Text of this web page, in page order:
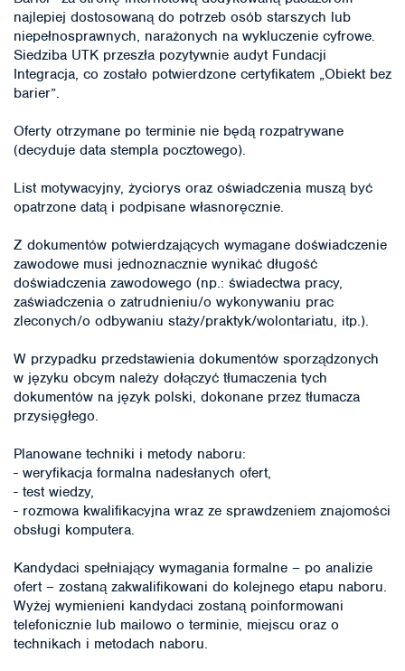
najlepiej dostosowaną do potrzeb osób starszych lub
niepełnosprawnych, narażonych na wykluczenie cyfrowe.
Siedziba UTK przeszła pozytywnie audyt Fundacji
Integracja, co zostało potwierdzone certyfikatem „Obiekt bez
barier”.
Oferty otrzymane po terminie nie będą rozpatrywane
(decyduje data stempla pocztowego).
List motywacyjny, życiorys oraz oświadczenia muszą być
opatrzone datą i podpisane własnoręcznie.
Z dokumentów potwierdzających wymagane doświadczenie
zawodowe musi jednoznacznie wynikać długość
doświadczenia zawodowego (np.: świadectwa pracy,
zaświadczenia o zatrudnieniu/o wykonywaniu prac
zleconych/o odbywaniu staży/praktyk/wolontariatu, itp.).
W przypadku przedstawienia dokumentów sporządzonych
w języku obcym należy dołączyć tłumaczenia tych
dokumentów na język polski, dokonane przez tłumacza
przysięgłego.
Planowane techniki i metody naboru:
- weryfikacja formalna nadesłanych ofert,
- test wiedzy,
- rozmowa kwalifikacyjna wraz ze sprawdzeniem znajomości
obsługi komputera.
Kandydaci spełniający wymagania formalne – po analizie
ofert – zostaną zakwalifikowani do kolejnego etapu naboru.
Wyżej wymienieni kandydaci zostaną poinformowani
telefonicznie lub mailowo o terminie, miejscu oraz o
technikach i metodach naboru.